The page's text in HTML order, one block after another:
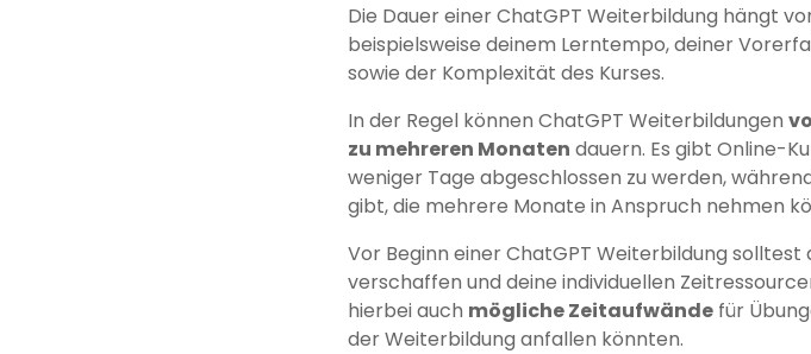
Die Dauer einer ChatGPT Weiterbildung hängt
beispielsweise deinem Lerntempo, deiner
sowie der Komplexität des Kurses.
In der Regel können ChatGPT Weiterbildungen
zu mehreren Monaten dauern. Es gibt Online-
weniger Tage abgeschlossen zu werden,
gibt, die mehrere Monate in Anspruch nehmen
Vor Beginn einer ChatGPT Weiterbildung solltest
verschaffen und deine individuellen
hierbei auch mögliche Zeitaufwände für
der Weiterbildung anfallen könnten.